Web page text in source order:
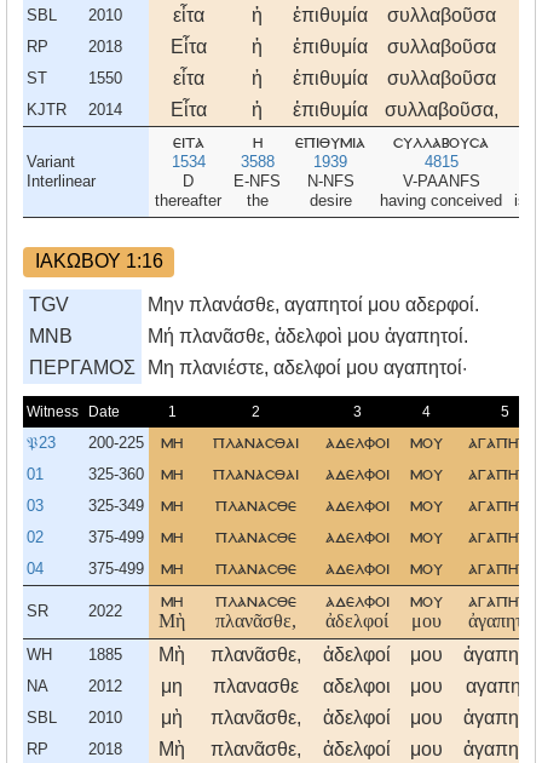
SBL 2010 εἶτα ἡ ἐπιθυμία συλλαβοῦσα
RP 2018 Εἶτα ἡ ἐπιθυμία συλλαβοῦσα
ST 1550 εἶτα ἡ ἐπιθυμία συλλαβοῦσα
KJTR 2014 Εἶτα ἡ ἐπιθυμία συλλαβοῦσα,
Variant
Interlinear
ειτα
1534
D
thereafter
η
3588
E-NFS
the
επιθυμια
1939
N-NFS
desire
συλλαβουσα
4815
V-PAANFS
having conceived
is
ΙΑΚΩΒΟΥ 1:16
TGV
Μην πλανάσθε, αγαπητοί μου αδερφοί.
MNB
Μή πλανᾶσθε, ἀδελφοὶ μου ἀγαπητοί.
ΠΕΡΓΑΜΟΣ
Mη πλανιέστε, αδελφοί μου αγαπητοί·
Witness Date 1 2 3 4 5
𝔓23 200-225 μη πλανασθαι αδελφοι μου αγαπητοι
01 325-360 μη πλανασθαι αδελφοι μου αγαπητοι
03 325-349 μη πλανασθε αδελφοι μου αγαπητοι
02 375-499 μη πλανασθε αδελφοι μου αγαπητοι
04 375-499 μη πλανασθε αδελφοι μου αγαπητοι
SR 2022
μη
Μὴ
πλανασθε
πλανᾶσθε,
αδελφοι
ἀδελφοί
μου
μου
αγαπητοι
ἀγαπητοί.
WH 1885 Μὴ πλανᾶσθε, ἀδελφοί μου
NA 2012 μη πλανασθε αδελφοι μου
SBL 2010 μὴ πλανᾶσθε, ἀδελφοί μου
RP 2018 Μὴ πλανᾶσθε, ἀδελφοί μου